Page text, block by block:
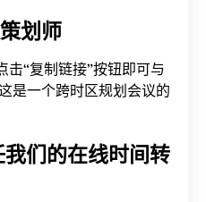
划师
击“复制链接”按钮即可与
是一个跨时区规划会议的
们的在线时间转